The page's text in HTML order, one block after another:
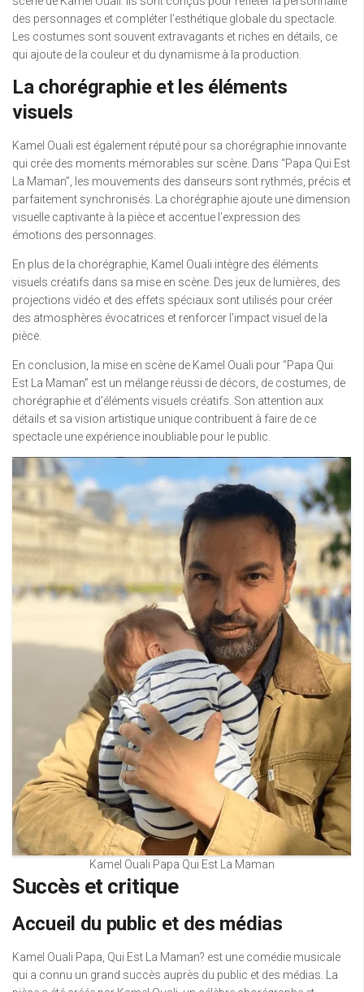
des personnages et compléter l’esthétique globale du spectacle.
Les costumes sont souvent extravagants et riches en détails, ce
qui ajoute de la couleur et du dynamisme à la production.
La chorégraphie et les éléments
visuels
Kamel Ouali est également réputé pour sa chorégraphie innovante
qui crée des moments mémorables sur scène. Dans “Papa Qui Est
La Maman”, les mouvements des danseurs sont rythmés, précis et
parfaitement synchronisés. La chorégraphie ajoute une dimension
visuelle captivante à la pièce et accentue l’expression des
émotions des personnages.
En plus de la chorégraphie, Kamel Ouali intègre des éléments
visuels créatifs dans sa mise en scène. Des jeux de lumières, des
projections vidéo et des effets spéciaux sont utilisés pour créer
des atmosphères évocatrices et renforcer l’impact visuel de la
pièce.
En conclusion, la mise en scène de Kamel Ouali pour “Papa Qui
Est La Maman” est un mélange réussi de décors, de costumes, de
chorégraphie et d’éléments visuels créatifs. Son attention aux
détails et sa vision artistique unique contribuent à faire de ce
spectacle une expérience inoubliable pour le public.
Kamel Ouali Papa Qui Est La Maman
Succès et critique
Accueil du public et des médias
Kamel Ouali Papa, Qui Est La Maman? est une comédie musicale
qui a connu un grand succès auprès du public et des médias. La